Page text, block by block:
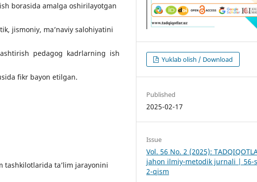
borasida amalga oshirilayotgan
jismoniy, ma’naviy salohiyatini
pedagog kadrlarning ish
fikr bayon etilgan.
tashkilotlarida ta’lim jarayonini
Yuklab olish / Download
Published
2025-02-17
Issue
Vol. 56 No. 2 (2025):
jahon ilmiy-metodik jurnali | 56-
2-qism